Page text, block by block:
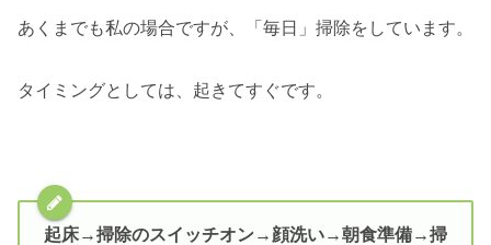
あくまでも私の場合ですが、「毎日」掃除をしています。
タイミングとしては、起きてすぐです。
起床→掃除のスイッチオン→顔洗い→朝食準備→掃